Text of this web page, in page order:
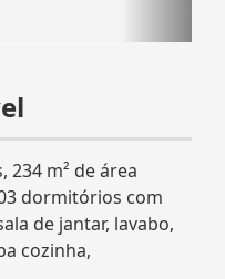
234 m² de área
dormitórios com
de jantar, lavabo,
cozinha,